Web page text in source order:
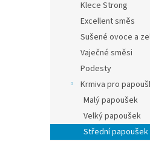
Klece Strong
Excellent směs
Sušené ovoce a
Vaječné směsi
Podesty
Krmiva pro
Malý papoušek
Velký papoušek
Střední papoušek